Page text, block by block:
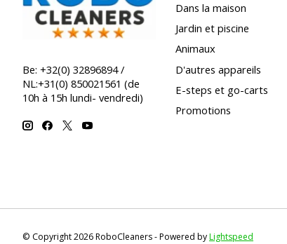
Be: +32(0) 32896894 /
NL:+31(0) 850021561 (de
10h à 15h lundi- vendredi)
Dans la maison
Jardin et piscine
Animaux
D'autres appareils
E-steps et go-carts
Promotions
© Copyright 2026 RoboCleaners - Powered byLightspeed